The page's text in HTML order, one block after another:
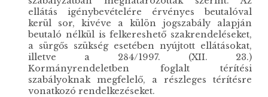
ellátás igénybevételére érvényes beutalóval
kerül sor, kivéve a külön jogszabály alapján
beutaló nélkül is felkereshető szakrendeléseket,
a sürgős szükség esetében nyújtott ellátásokat,
illetve a 284/1997. (XII. 23.)
Kormányrendeletben foglalt térítési
szabályoknak megfelelő, a részleges térítésre
vonatkozó rendelkezéseket.